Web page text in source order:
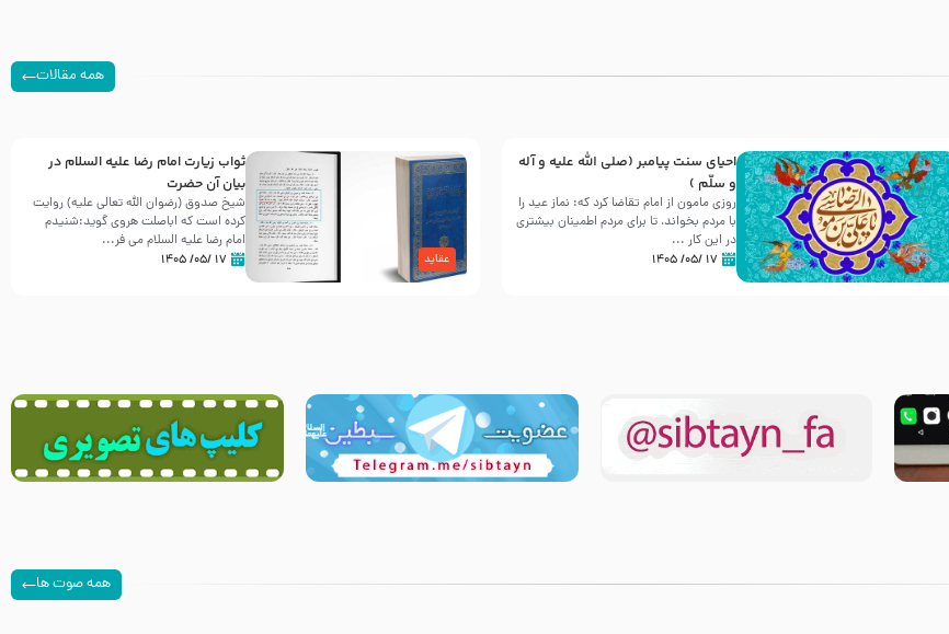
همه مقالات
احیای سنت پیامبر (صلی الله علیه و آله
و سلّم )
روزی مامون از امام تقاضا کرد که: نماز عید را
با مردم بخواند، تا برای مردم اطمینان بیشتری
در این کار ...
۱۷ /۰۵/ ۱۴۰۵ عقاید
ثواب زیارت امام رضا علیه السلام در
بیان آن حضرت
شیخ صدوق (رضوان الله تعالی علیه) روایت
کرده است که اباصلت هروی گوید:شنیدم
امام رضا علیه السلام می فر...
۱۷ /۰۵/ ۱۴۰۵
همه صوت ها